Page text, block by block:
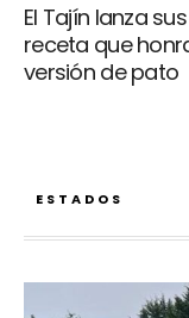
El Tajín lanza
receta que
versión de pato
ESTADOS